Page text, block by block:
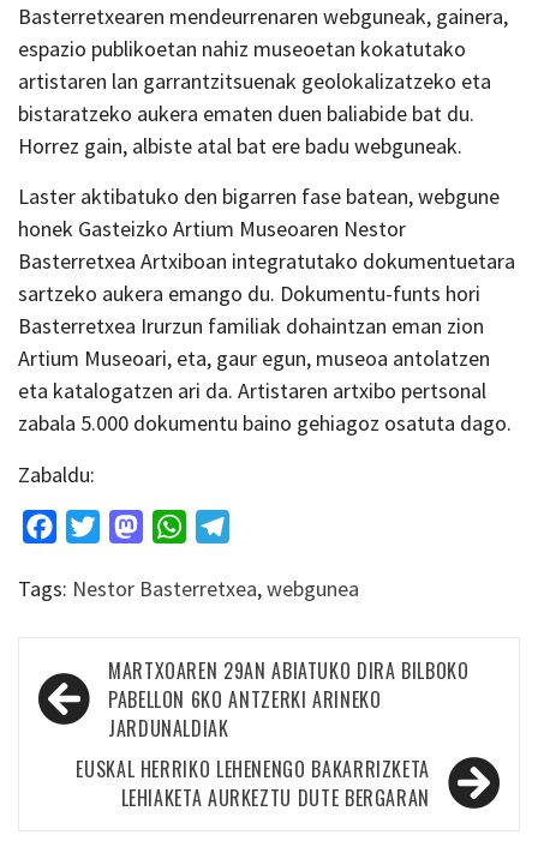
Basterretxearen mendeurrenaren webguneak, gainera,
espazio publikoetan nahiz museoetan kokatutako
artistaren lan garrantzitsuenak geolokalizatzeko eta
bistaratzeko aukera ematen duen baliabide bat du.
Horrez gain, albiste atal bat ere badu webguneak.
Laster aktibatuko den bigarren fase batean, webgune
honek Gasteizko Artium Museoaren Nestor
Basterretxea Artxiboan integratutako dokumentuetara
sartzeko aukera emango du. Dokumentu-funts hori
Basterretxea Irurzun familiak dohaintzan eman zion
Artium Museoari, eta, gaur egun, museoa antolatzen
eta katalogatzen ari da. Artistaren artxibo pertsonal
zabala 5.000 dokumentu baino gehiagoz osatuta dago.
Zabaldu:
FacebookTwitterMastodonWhatsApp
Tags: Nestor Basterretxea,webgunea
Bidalketetan
zehar
nabigatu
MARTXOAREN 29AN ABIATUKO DIRA BILBOKO
PABELLON 6KO ANTZERKI ARINEKO
JARDUNALDIAK
EUSKAL HERRIKO LEHENENGO BAKARRIZKETA
LEHIAKETA AURKEZTU DUTE BERGARAN